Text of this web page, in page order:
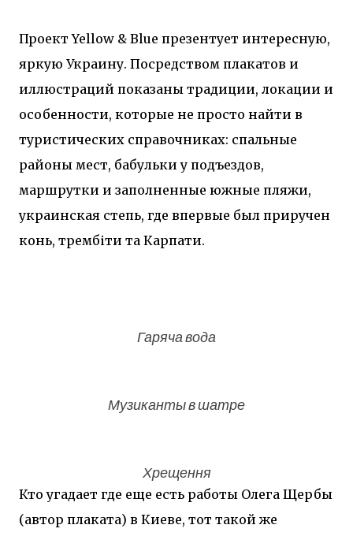
Проект Yellow & Blue презентует интересную,
яркую Украину. Посредством плакатов и
иллюстраций показаны традиции, локации и
особенности, которые не просто найти в
туристических справочниках: спальные
районы мест, бабульки у подъездов,
маршрутки и заполненные южные пляжи,
украинская степь, где впервые был приручен
конь, трембіти та Карпати.
Гаряча вода
Музиканты в шатре
Хрещення
Кто угадает где еще есть работы Олега Щербы
(автор плаката) в Киеве, тот такой же